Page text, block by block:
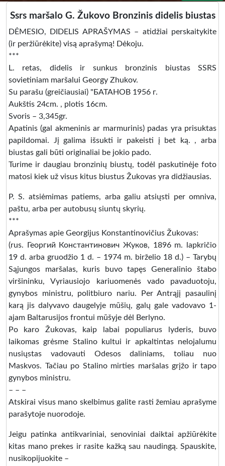
Ssrs maršalo G. Žukovo Bronzinis didelis biustas
DĖMESIO, DIDELIS APRAŠYMAS – atidžiai perskaitykite
(ir peržiūrėkite) visą aprašymą! Dėkoju.
***
L. retas, didelis ir sunkus bronzinis biustas SSRS
sovietiniam maršalui Georgy Zhukov.
Su parašu (greičiausiai) "БАТАНОВ 1956 г.
Aukštis 24cm. , plotis 16cm.
Svoris – 3,345gr.
Apatinis (gal akmeninis ar marmurinis) padas yra prisuktas
papildomai. Jį galima išsukti ir pakeisti į bet ką. , arba
biustas gali būti originaliai be jokio pado.
Turime ir daugiau bronzinių biustų, todėl paskutinėje foto
matosi kiek už visus kitus biustus Žukovas yra didžiausias.
P. S. atsiėmimas patiems, arba galiu atsiųsti per omniva,
paštu, arba per autobusų siuntų skyrių.
***
Aprašymas apie Georgijus Konstantinovičius Žukovas:
(rus. Георгий Константинович Жуков, 1896 m. lapkričio
19 d. arba gruodžio 1 d. – 1974 m. birželio 18 d.) – Tarybų
Sąjungos maršalas, kuris buvo tapęs Generalinio štabo
viršininku, Vyriausiojo kariuomenės vado pavaduotoju,
gynybos ministru, politbiuro nariu. Per Antrąjį pasaulinį
karą jis dalyvavo daugelyje mūšių, galų gale vadovavo 1-
ajam Baltarusijos frontui mūšyje dėl Berlyno.
Po karo Žukovas, kaip labai populiarus lyderis, buvo
laikomas grėsme Stalino kultui ir apkaltintas nelojalumu
nusiųstas vadovauti Odesos daliniams, toliau nuo
Maskvos. Tačiau po Stalino mirties maršalas grįžo ir tapo
gynybos ministru.
– – –
Atskirai visus mano skelbimus galite rasti žemiau aprašyme
parašytoje nuorodoje.
Jeigu patinka antikvariniai, senoviniai daiktai apžiūrėkite
kitas mano prekes ir rasite kažką sau naudingą. Spauskite,
nusikopijuokite –